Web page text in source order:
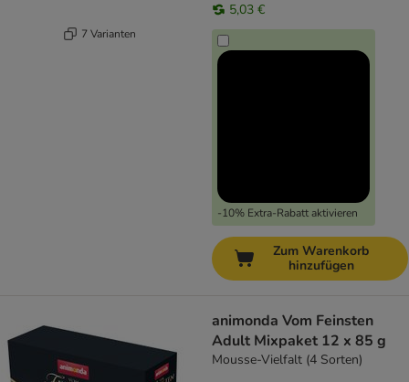
7 Varianten
5,03 €
-10% Extra-Rabatt aktivieren
Zum Warenkorb
hinzufügen
animonda Vom Feinsten
Adult Mixpaket 12 x 85 g
Mousse-Vielfalt (4 Sorten)